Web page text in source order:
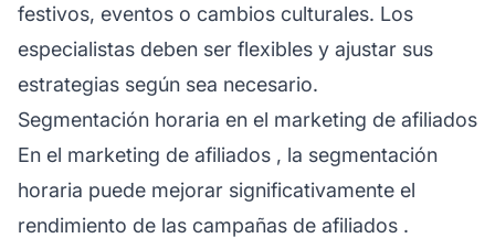
festivos, eventos o cambios culturales. Los
especialistas deben ser flexibles y ajustar sus
estrategias según sea necesario.
Segmentación horaria en el marketing de afiliados
En el marketing de afiliados , la segmentación
horaria puede mejorar significativamente el
rendimiento de las campañas de afiliados .